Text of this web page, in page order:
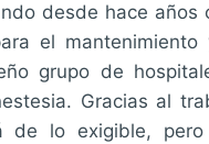
desde hace años
el
grupo de
Gracias al
de lo exigible,